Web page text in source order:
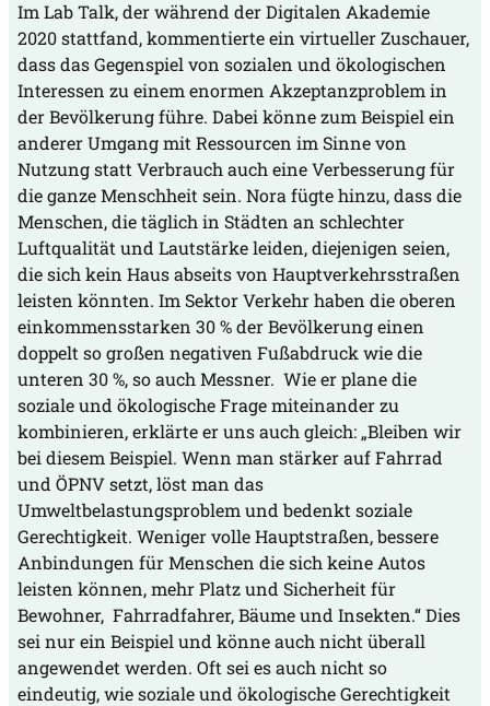
Im Lab Talk, der während der Digitalen Akademie
2020 stattfand, kommentierte ein virtueller Zuschauer,
dass das Gegenspiel von sozialen und ökologischen
Interessen zu einem enormen Akzeptanzproblem in
der Bevölkerung führe. Dabei könne zum Beispiel ein
anderer Umgang mit Ressourcen im Sinne von
Nutzung statt Verbrauch auch eine Verbesserung für
die ganze Menschheit sein. Nora fügte hinzu, dass die
Menschen, die täglich in Städten an schlechter
Luftqualität und Lautstärke leiden, diejenigen seien,
die sich kein Haus abseits von Hauptverkehrsstraßen
leisten könnten. Im Sektor Verkehr haben die oberen
einkommensstarken 30 % der Bevölkerung einen
doppelt so großen negativen Fußabdruck wie die
unteren 30 %, so auch Messner. Wie er plane die
soziale und ökologische Frage miteinander zu
kombinieren, erklärte er uns auch gleich: „Bleiben wir
bei diesem Beispiel. Wenn man stärker auf Fahrrad
und ÖPNV setzt, löst man das
Umweltbelastungsproblem und bedenkt soziale
Gerechtigkeit. Weniger volle Hauptstraßen, bessere
Anbindungen für Menschen die sich keine Autos
leisten können, mehr Platz und Sicherheit für
Bewohner, Fahrradfahrer, Bäume und Insekten.“ Dies
sei nur ein Beispiel und könne auch nicht überall
angewendet werden. Oft sei es auch nicht so
eindeutig, wie soziale und ökologische Gerechtigkeit